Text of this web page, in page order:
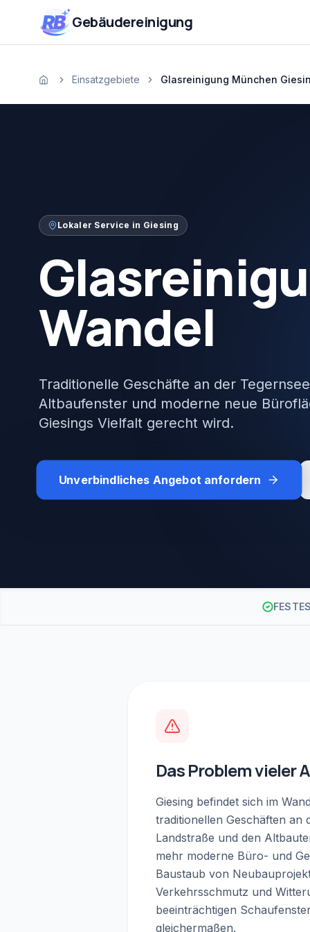
Zum Inhalt springen
RB Gebäudereinigung
StartseiteEinsatzgebiete Glasreinigung München
Lokaler Service in Giesing
Wandel
Traditionelle Geschäfte an der
Altbaufenster und moderne neue
Giesings Vielfalt gerecht wird.
Unverbindliches Angebot anfordern
Das Problem vieler
Giesing befindet sich im
traditionellen Geschäften an
Landstraße und den
mehr moderne Büro- und
Baustaub von
Verkehrsschmutz und
beeinträchtigen
gleichermaßen.